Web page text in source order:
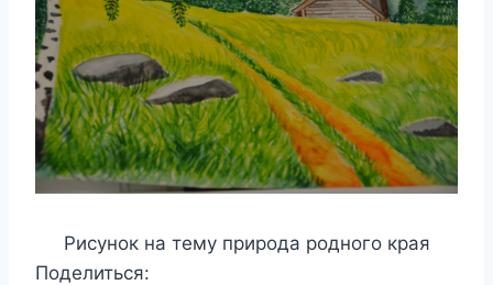
Рисунок на тему природа родного края
Поделиться: